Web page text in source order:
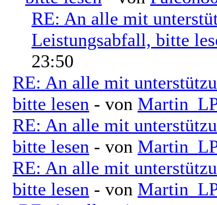
RE: An alle mit
Leistungsabfall, bitte
23:50
RE: An alle mit
bitte lesen - von
RE: An alle mit
bitte lesen - von
RE: An alle mit
bitte lesen - von